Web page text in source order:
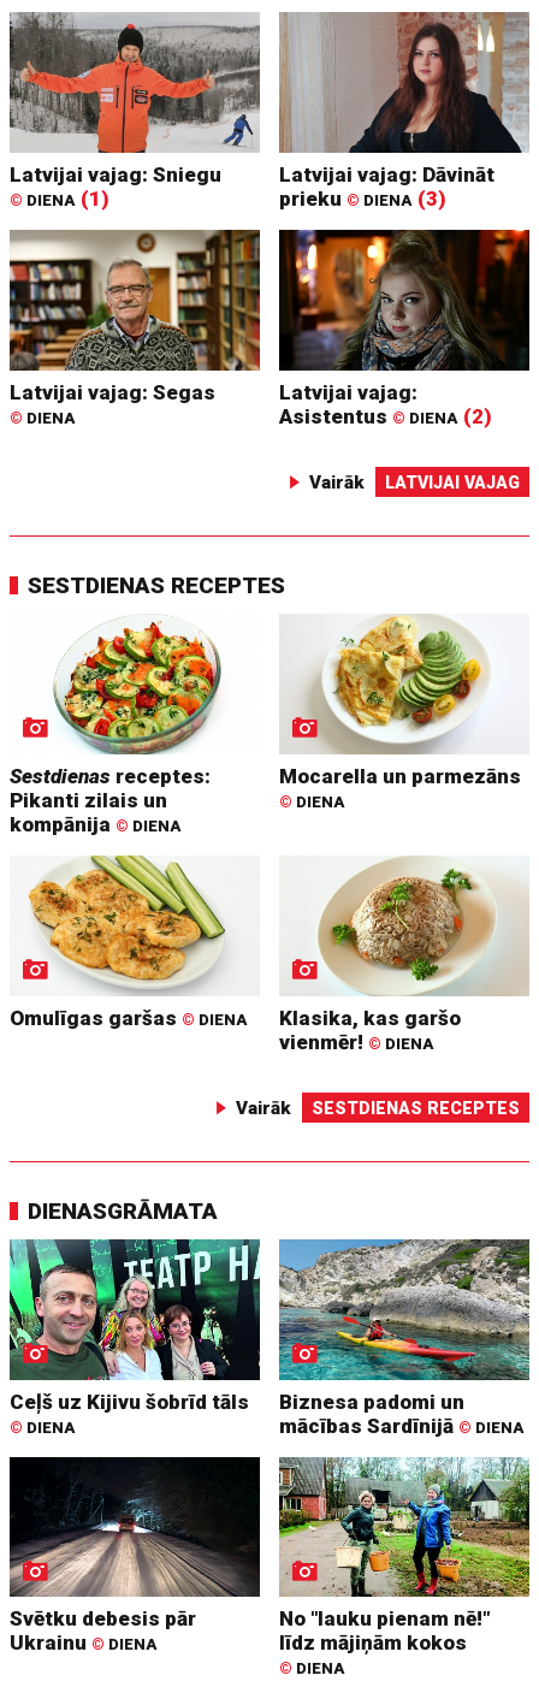
Latvijai vajag: Sniegu
© DIENA (1)
Latvijai vajag: Dāvināt
prieku © DIENA (3)
Latvijai vajag: Segas
© DIENA
Latvijai vajag:
Asistentus © DIENA (2)
Vairāk LATVIJAI VAJAG
SESTDIENAS RECEPTES
Sestdienas receptes:
Pikanti zilais un
kompānija © DIENA
Mocarella un parmezāns
© DIENA
Omulīgas garšas © DIENA
Klasika, kas garšo
vienmēr! © DIENA
Vairāk SESTDIENAS RECEPTES
DIENASGRĀMATA
Ceļš uz Kijivu šobrīd tāls
© DIENA
Biznesa padomi un
mācības Sardīnijā © DIENA
Svētku debesis pār
Ukrainu © DIENA
No "lauku pienam nē!"
līdz mājiņām kokos
© DIENA